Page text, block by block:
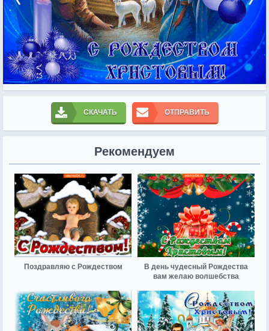
СКАЧАТЬ ОТПРАВИТЬ
Рекомендуем
Поздравляю с Рождеством
В день чудесный Рождества
вам желаю волшебства